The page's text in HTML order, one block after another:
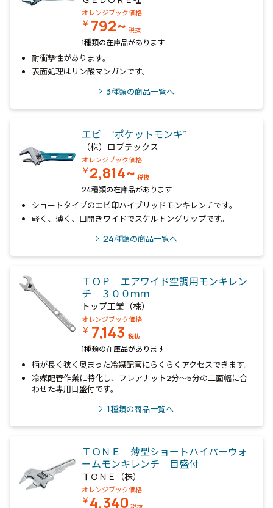
オレンジブック価格
￥ 792~ 税抜
1種類の在庫品があります
耐衝撃性があります。
表面処理はリン酸マンガンです。
3種類の商品一覧へ
エビ “ポケットモンキ”
（株）ロブテックス
オレンジブック価格
￥2,814~ 税抜
24種類の在庫品があります
ショートタイプのエビ印ハイブリッドモンキレンチです。
軽く、薄く、口開きワイドでスケルトングリップです。
24種類の商品一覧へ
ＴＯＰ エアワイド空調用モンキレン
チ ３００ｍｍ
トップ工業（株）
オレンジブック価格
￥ 7,143 税抜
1種類の在庫品があります
柄が長く狭く奥まった冷媒配管にらくらくアクセスできます。
冷媒配管作業に特化し、フレアナット2分～5分の二面幅に合
わせた専用目盛付です。
1種類の商品一覧へ
ＴＯＮＥ 薄型ショートハイパーウォ
ームモンキレンチ 目盛付
ＴＯＮＥ（株）
オレンジブック価格
￥4,340